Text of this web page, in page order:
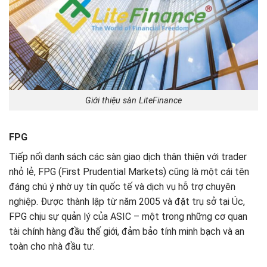
Giới thiệu sàn LiteFinance
FPG
Tiếp nối danh sách các sàn giao dịch thân thiện với trader
nhỏ lẻ, FPG (First Prudential Markets) cũng là một cái tên
đáng chú ý nhờ uy tín quốc tế và dịch vụ hỗ trợ chuyên
nghiệp. Được thành lập từ năm 2005 và đặt trụ sở tại Úc,
FPG chịu sự quản lý của ASIC – một trong những cơ quan
tài chính hàng đầu thế giới, đảm bảo tính minh bạch và an
toàn cho nhà đầu tư.